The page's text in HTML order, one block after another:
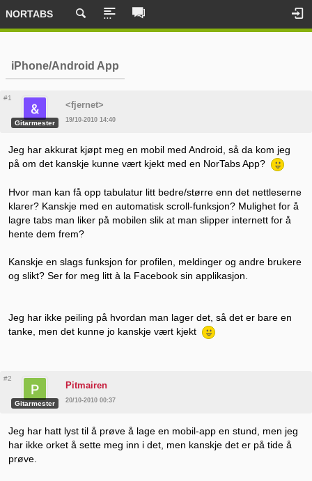
NORTABS
iPhone/Android App
#1
Gitarmester
<fjernet>
19/10-2010 14:40
Jeg har akkurat kjøpt meg en mobil med Android, så da kom jeg
på om det kanskje kunne vært kjekt med en NorTabs App?
Hvor man kan få opp tabulatur litt bedre/større enn det nettleserne
klarer? Kanskje med en automatisk scroll-funksjon? Mulighet for å
lagre tabs man liker på mobilen slik at man slipper internett for å
hente dem frem?
Kanskje en slags funksjon for profilen, meldinger og andre brukere
og slikt? Ser for meg litt à la Facebook sin applikasjon.
Jeg har ikke peiling på hvordan man lager det, så det er bare en
tanke, men det kunne jo kanskje vært kjekt
#2
Gitarmester
Pitmairen
20/10-2010 00:37
Jeg har hatt lyst til å prøve å lage en mobil-app en stund, men jeg
har ikke orket å sette meg inn i det, men kanskje det er på tide å
prøve.